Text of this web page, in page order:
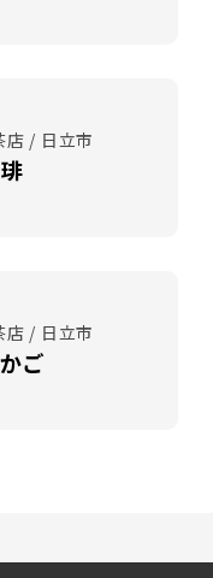
店 / 日立市
店 / 日立市
ご